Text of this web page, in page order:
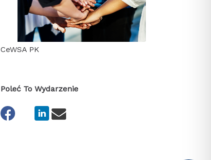
CeWSA PK
Poleć To Wydarzenie